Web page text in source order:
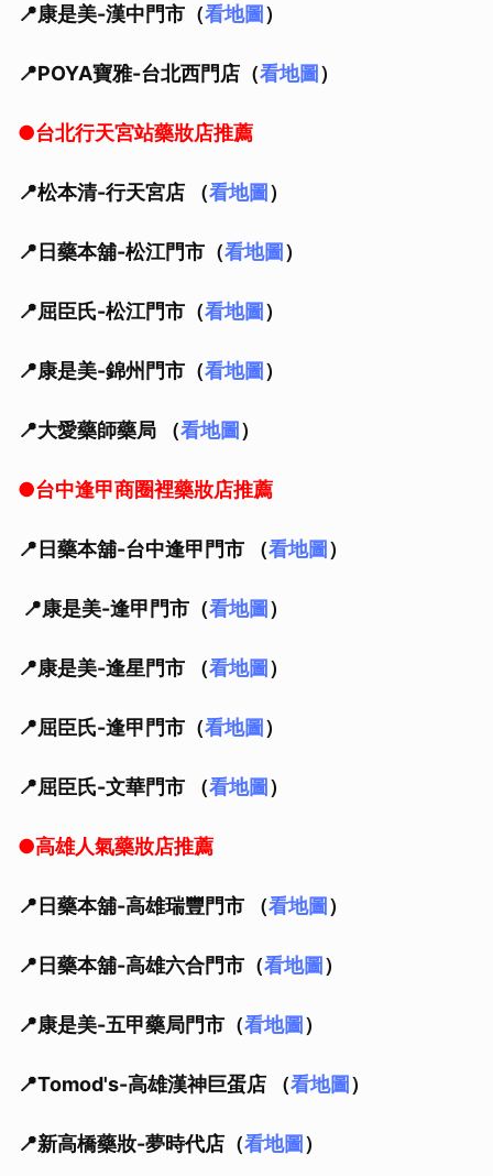
📍康是美-漢中門市（看地圖）
📍POYA寶雅-台北西門店（看地圖）
●台北行天宮站藥妝店推薦
📍松本清-行天宮店 （看地圖）
📍日藥本舖-松江門市（看地圖）
📍屈臣氏-松江門市（看地圖）
📍康是美-錦州門市（看地圖）
📍大愛藥師藥局 （看地圖）
●台中逢甲商圈裡藥妝店推薦
📍日藥本舖-台中逢甲門市 （看地圖）
📍康是美-逢甲門市（看地圖）
📍康是美-逢星門市 （看地圖）
📍屈臣氏-逢甲門市（看地圖）
📍屈臣氏-文華門市 （看地圖）
●高雄人氣藥妝店推薦
📍日藥本舖-高雄瑞豐門市 （看地圖）
📍日藥本舖-高雄六合門市（看地圖）
📍康是美-五甲藥局門市（看地圖）
📍Tomod's-高雄漢神巨蛋店 （看地圖）
📍新高橋藥妝-夢時代店（看地圖）